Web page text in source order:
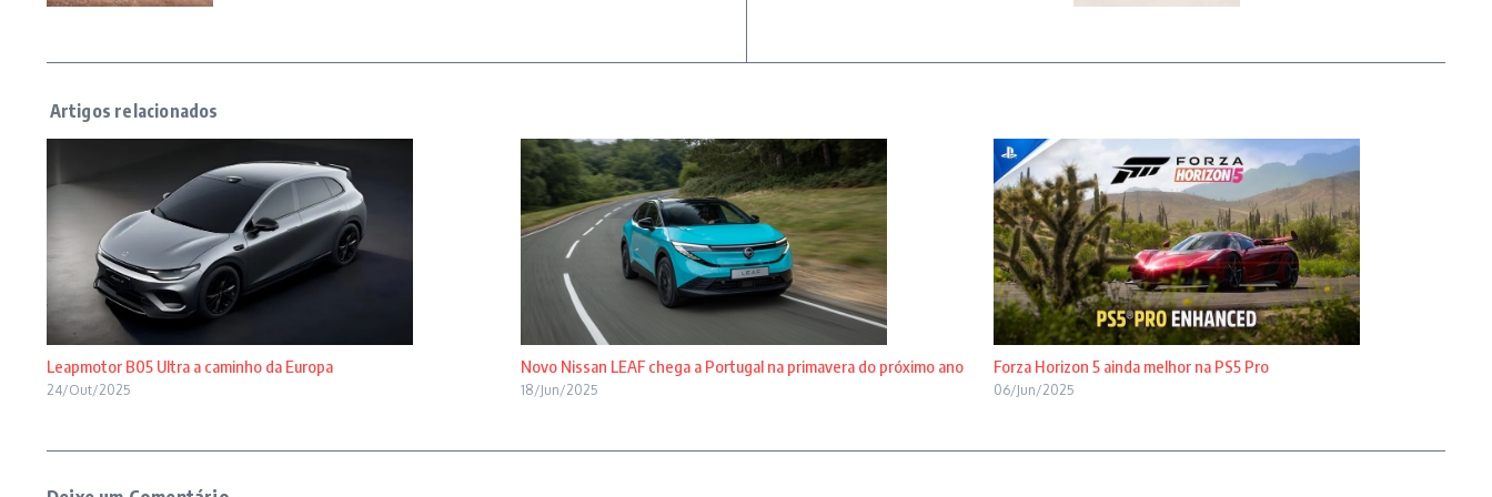
Leapmotor B05 Ultra a caminho da Europa
24/Out/2025
Novo Nissan LEAF chega a Portugal na primavera do próximo ano
18/Jun/2025
Forza Horizon 5 ainda melhor na PS5 Pro
06/Jun/2025